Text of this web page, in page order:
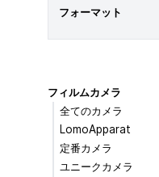
フォーマット
フィルムカメラ
全てのカメラ
LomoApparat
定番カメラ
ユニークカメラ